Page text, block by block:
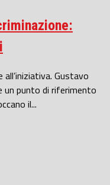
Gustavo
un punto di riferimento
il...